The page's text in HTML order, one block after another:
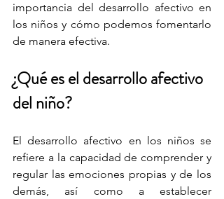
importancia del desarrollo afectivo en
los niños y cómo podemos fomentarlo
de manera efectiva.
¿Qué es el desarrollo afectivo
del niño?
El desarrollo afectivo en los niños se
refiere a la capacidad de comprender y
regular las emociones propias y de los
demás, así como a establecer